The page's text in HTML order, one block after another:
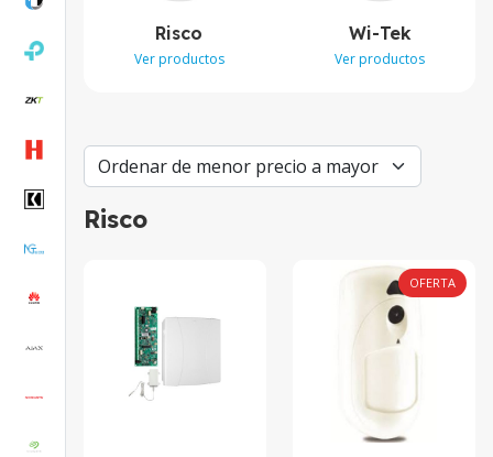
Risco
Ver productos
Wi-Tek
Ver productos
Risco
OFERTA